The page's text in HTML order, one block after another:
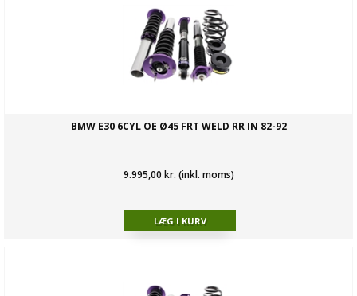
BMW E30 6CYL OE Ø45 FRT WELD RR IN 82-92
9.995,00 kr. (inkl. moms)